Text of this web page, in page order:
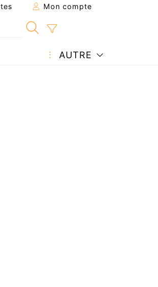
Mon compte
AUTRE
ami à l'auteur
photo de cette